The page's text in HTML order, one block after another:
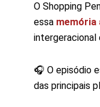
O Shopping
essa memória
intergeracional
🎧 O episódio
das principais